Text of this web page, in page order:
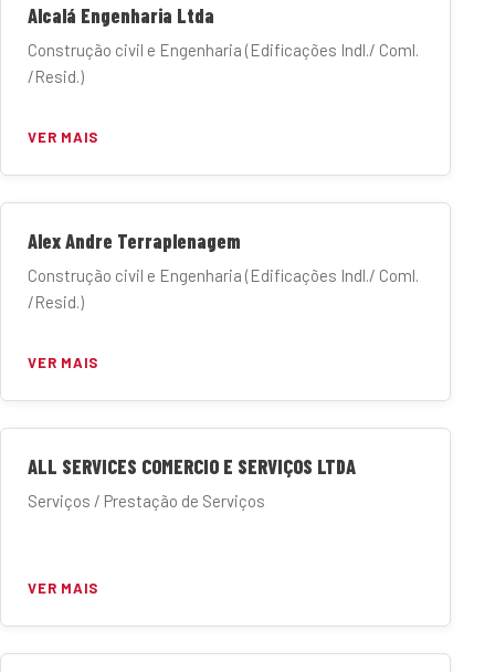
Alcalá Engenharia Ltda
Construção civil e Engenharia (Edificações Indl./ Coml.
/Resid.)
VER MAIS
Alex Andre Terraplenagem
Construção civil e Engenharia (Edificações Indl./ Coml.
/Resid.)
VER MAIS
ALL SERVICES COMERCIO E SERVIÇOS LTDA
Serviços / Prestação de Serviços
VER MAIS